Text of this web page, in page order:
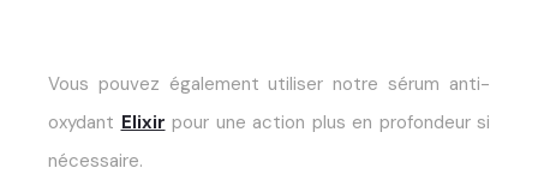
Vous pouvez également utiliser notre sérum anti-
oxydant Elixir pour une action plus en profondeur si
nécessaire.